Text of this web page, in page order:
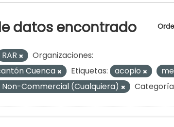
datos encontrado
RAR
Organizaciones:
Cuenca
Etiquetas: acopio
Commercial (Cualquiera)